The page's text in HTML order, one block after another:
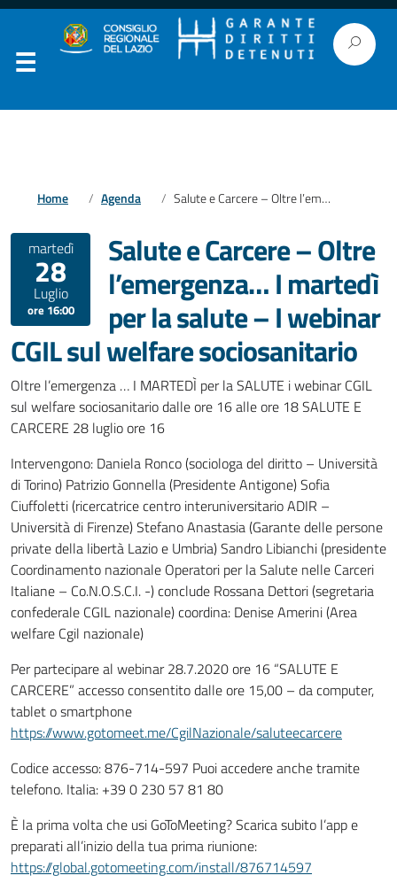
Home Agenda Salute e Carcere – Oltre l’emergenza… I martedì per la salute – I webinar CGIL sul welfare sociosanitario
martedì
28
Luglio
ore 16:00
Salute e Carcere – Oltre
l’emergenza… I martedì
per la salute – I webinar
CGIL sul welfare sociosanitario
Oltre l’emergenza … I MARTEDÌ per la SALUTE i webinar CGIL
sul welfare sociosanitario dalle ore 16 alle ore 18 SALUTE E
CARCERE 28 luglio ore 16
Intervengono: Daniela Ronco (sociologa del diritto – Università
di Torino) Patrizio Gonnella (Presidente Antigone) Sofia
Ciuffoletti (ricercatrice centro interuniversitario ADIR –
Università di Firenze) Stefano Anastasia (Garante delle persone
private della libertà Lazio e Umbria) Sandro Libianchi (presidente
Coordinamento nazionale Operatori per la Salute nelle Carceri
Italiane – Co.N.O.S.C.I. -) conclude Rossana Dettori (segretaria
confederale CGIL nazionale) coordina: Denise Amerini (Area
welfare Cgil nazionale)
Per partecipare al webinar 28.7.2020 ore 16 “SALUTE E
CARCERE” accesso consentito dalle ore 15,00 – da computer,
tablet o smartphone
https://www.gotomeet.me/CgilNazionale/saluteecarcere
Codice accesso: 876-714-597 Puoi accedere anche tramite
telefono. Italia: +39 0 230 57 81 80
È la prima volta che usi GoToMeeting? Scarica subito l’app e
preparati all’inizio della tua prima riunione:
https://global.gotomeeting.com/install/876714597